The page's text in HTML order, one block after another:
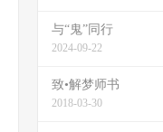
与“鬼”同行
2024-09-22
致•解梦师书
2018-03-30